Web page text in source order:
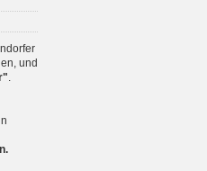
und
.